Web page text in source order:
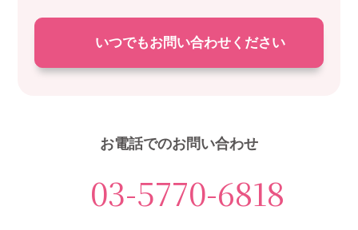
いつでもお問い合わせください
お電話でのお問い合わせ
03-5770-6818